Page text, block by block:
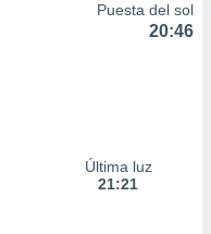
Puesta del sol
20:46
Última luz
21:21